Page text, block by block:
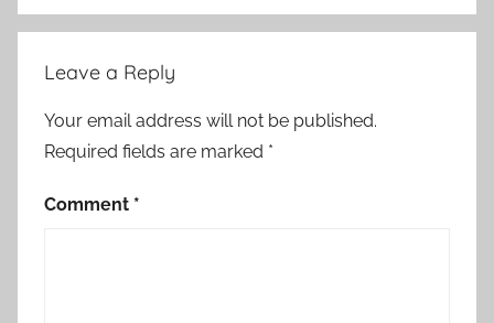
Leave a Reply
Your email address will not be published.
Required fields are marked *
Comment *